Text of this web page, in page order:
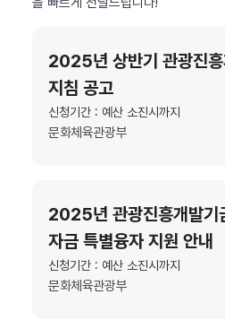
2025년 상반기 관광진흥
지침 공고
신청기간 : 예산 소진시까지
문화체육관광부
2025년 관광진흥개발기
자금 특별융자 지원 안내
신청기간 : 예산 소진시까지
문화체육관광부